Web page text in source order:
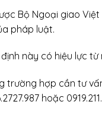
Bộ Ngoại giao
pháp luật.
định này có hiệu lực
trường hợp cần tư
hoặc